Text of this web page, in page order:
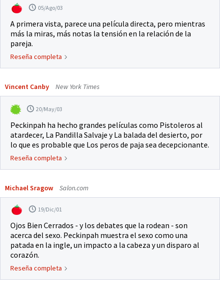
05/Ago/03
A primera vista, parece una película directa, pero mientras
más la miras, más notas la tensión en la relación de la
pareja.
Reseña completa
Vincent Canby New York Times
20/May/03
Peckinpah ha hecho grandes películas como Pistoleros al
atardecer, La Pandilla Salvaje y La balada del desierto, por
lo que es probable que Los peros de paja sea decepcionante.
Reseña completa
Michael Sragow Salon.com
19/Dic/01
Ojos Bien Cerrados - y los debates que la rodean - son
acerca del sexo. Peckinpah muestra el sexo como una
patada en la ingle, un impacto a la cabeza y un disparo al
corazón.
Reseña completa